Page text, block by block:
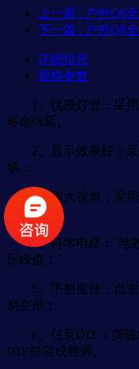
上一篇 : 户外Q6
下一篇 : 户外Q8
详细信息
规格参数
1、优质灯管：采用
寿命绵延。
2、显示效果好：采
畅；
3、超大视角：采用
一；
4、科学电路：“地效
压峰值；
5、平整度佳：自主
易变形；
6、任意DIY：突破
DIY拼装成整屏。